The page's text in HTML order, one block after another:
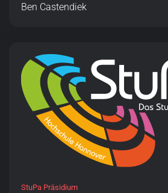
Ben Castendiek
StuPa Präsidium